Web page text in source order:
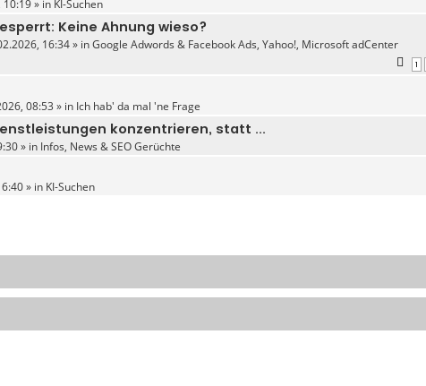
10:19 » in KI-Suchen
Keine Ahnung wieso?
16:34 » inGoogle Adwords & Facebook Ads, Yahoo!, Microsoft adCenter
1
08:53 » in Ich hab' da mal 'ne Frage
konzentrieren, statt ...
» in Infos, News & SEO Gerüchte
» in KI-Suchen